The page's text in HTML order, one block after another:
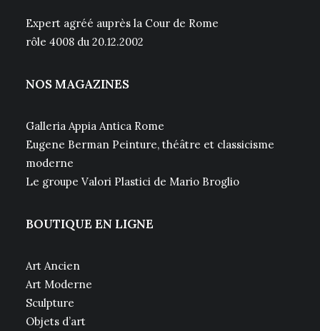
Expert agréé auprès la Cour de Rome
rôle 4008 du 20.12.2002
NOS MAGAZINES
Galleria Appia Antica Rome
Eugene Berman Peinture, théâtre et classicisme
moderne
Le groupe Valori Plastici de Mario Broglio
BOUTIQUE EN LIGNE
Art Ancien
Art Moderne
Sculpture
Objets d’art